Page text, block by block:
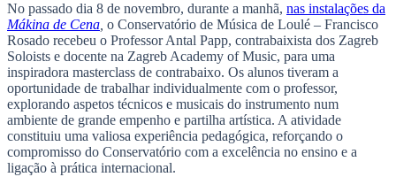
No passado dia 8 de novembro, durante a manhã, nas instalações da
Mákina de Cena, o Conservatório de Música de Loulé – Francisco
Rosado recebeu o Professor Antal Papp, contrabaixista dos Zagreb
Soloists e docente na Zagreb Academy of Music, para uma
inspiradora masterclass de contrabaixo. Os alunos tiveram a
oportunidade de trabalhar individualmente com o professor,
explorando aspetos técnicos e musicais do instrumento num
ambiente de grande empenho e partilha artística. A atividade
constituiu uma valiosa experiência pedagógica, reforçando o
compromisso do Conservatório com a excelência no ensino e a
ligação à prática internacional.